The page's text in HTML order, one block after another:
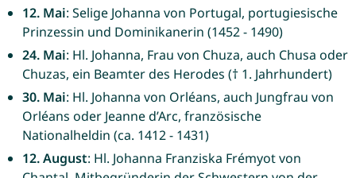
12. Mai: Selige Johanna von Portugal, portugiesische
Prinzessin und Dominikanerin (1452 - 1490)
24. Mai: Hl. Johanna, Frau von Chuza, auch Chusa oder
Chuzas, ein Beamter des Herodes († 1. Jahrhundert)
30. Mai: Hl. Johanna von Orléans, auch Jungfrau von
Orléans oder Jeanne d’Arc, französische
Nationalheldin (ca. 1412 - 1431)
12. August: Hl. Johanna Franziska Frémyot von